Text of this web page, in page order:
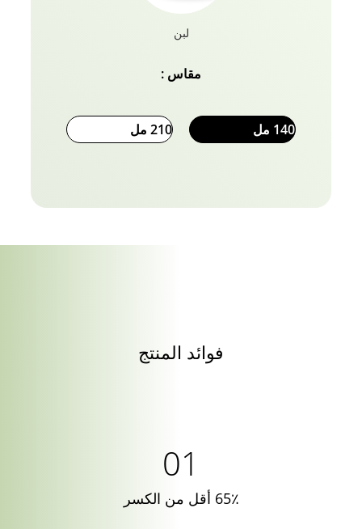
لبن
مقاس :
140 مل 210 مل
فوائد المنتج
65٪ أقل من الكسر